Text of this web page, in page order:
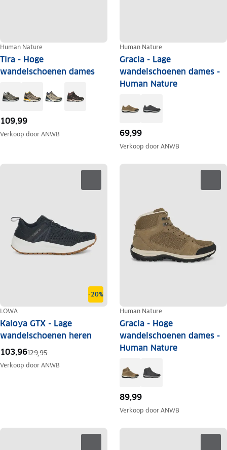
Human Nature
Tira - Hoge
wandelschoenen dames
109,99
Verkoop doorANWB
Human Nature
Gracia - Lage
wandelschoenen dames -
Human Nature
69,99
Verkoop doorANWB
-20%
LOWA
Kaloya GTX - Lage
wandelschoenen heren
103,96129,95
Verkoop doorANWB
Human Nature
Gracia - Hoge
wandelschoenen dames -
Human Nature
89,99
Verkoop doorANWB